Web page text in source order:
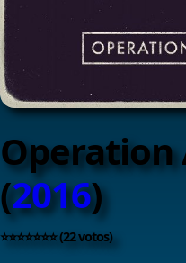
Operation
(2016)
⭐⭐⭐⭐⭐⭐⭐ (22 votos)